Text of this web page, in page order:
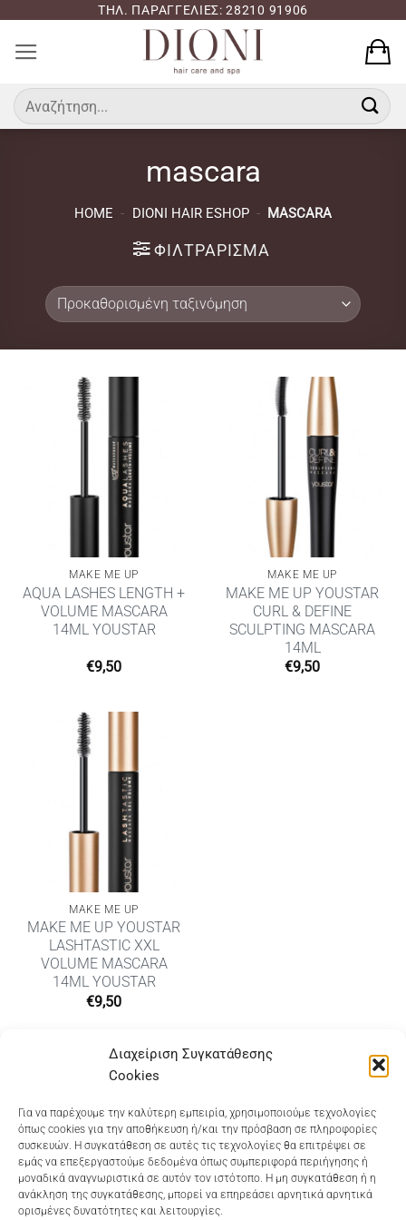
Διαχείριση Συγκατάθεσης
Cookies
Για να παρέχουμε την καλύτερη εμπειρία, χρησιμοποιούμε τεχνολογίες
όπως cookies για την αποθήκευση ή/και την πρόσβαση σε πληροφορίες
συσκευών. Η συγκατάθεση σε αυτές τις τεχνολογίες θα επιτρέψει σε
εμάς να επεξεργαστούμε δεδομένα όπως συμπεριφορά περιήγησης ή
μοναδικά αναγνωριστικά σε αυτόν τον ιστότοπο. Η μη συγκατάθεση ή η
ανάκληση της συγκατάθεσης, μπορεί να επηρεάσει αρνητικά αρνητικά
ορισμένες δυνατότητες και λειτουργίες.
περιεχόμενο
ΤΗΛ. ΠΑΡΑΓΓΕΛΙΕΣ: 28210 91906
Αναζήτηση
για:
mascara
HOME - DIONI HAIR ESHOP - MASCARA
ΦΙΛΤΡΆΡΙΣΜΑ
MAKE ME UP
AQUA LASHES LENGTH +
VOLUME MASCARA
14ML YOUSTAR
€9,50
MAKE ME UP
MAKE ME UP YOUSTAR
CURL & DEFINE
SCULPTING MASCARA
14ML
€9,50
MAKE ME UP
MAKE ME UP YOUSTAR
LASHTASTIC XXL
VOLUME MASCARA
14ML YOUSTAR
€9,50
Dioni Hair Care, Ζυμβρακάκηδων 33, τηλ 28210
91906
Dioni Hair Spa, Κ. Σφακιανάκη 5, τηλ 28210 94712